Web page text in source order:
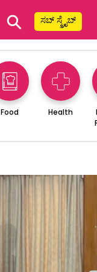
⚲ ಸಬ್ ಸ್ಕ್ರೈಬ್
Food Health